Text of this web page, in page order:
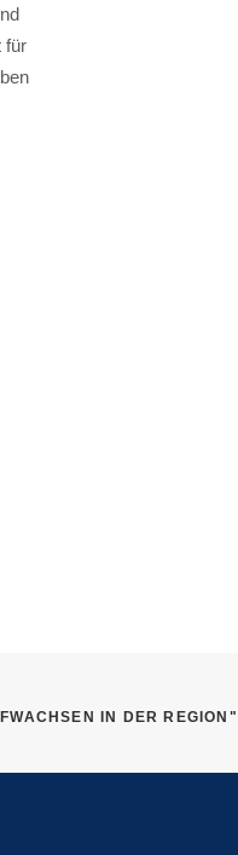
für
IN DER REGION"